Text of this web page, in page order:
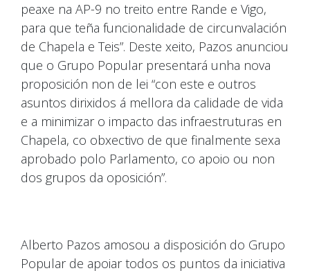
peaxe na AP-9 no treito entre Rande e Vigo,
para que teña funcionalidade de circunvalación
de Chapela e Teis”. Deste xeito, Pazos anunciou
que o Grupo Popular presentará unha nova
proposición non de lei “con este e outros
asuntos dirixidos á mellora da calidade de vida
e a minimizar o impacto das infraestruturas en
Chapela, co obxectivo de que finalmente sexa
aprobado polo Parlamento, co apoio ou non
dos grupos da oposición”.
Alberto Pazos amosou a disposición do Grupo
Popular de apoiar todos os puntos da iniciativa